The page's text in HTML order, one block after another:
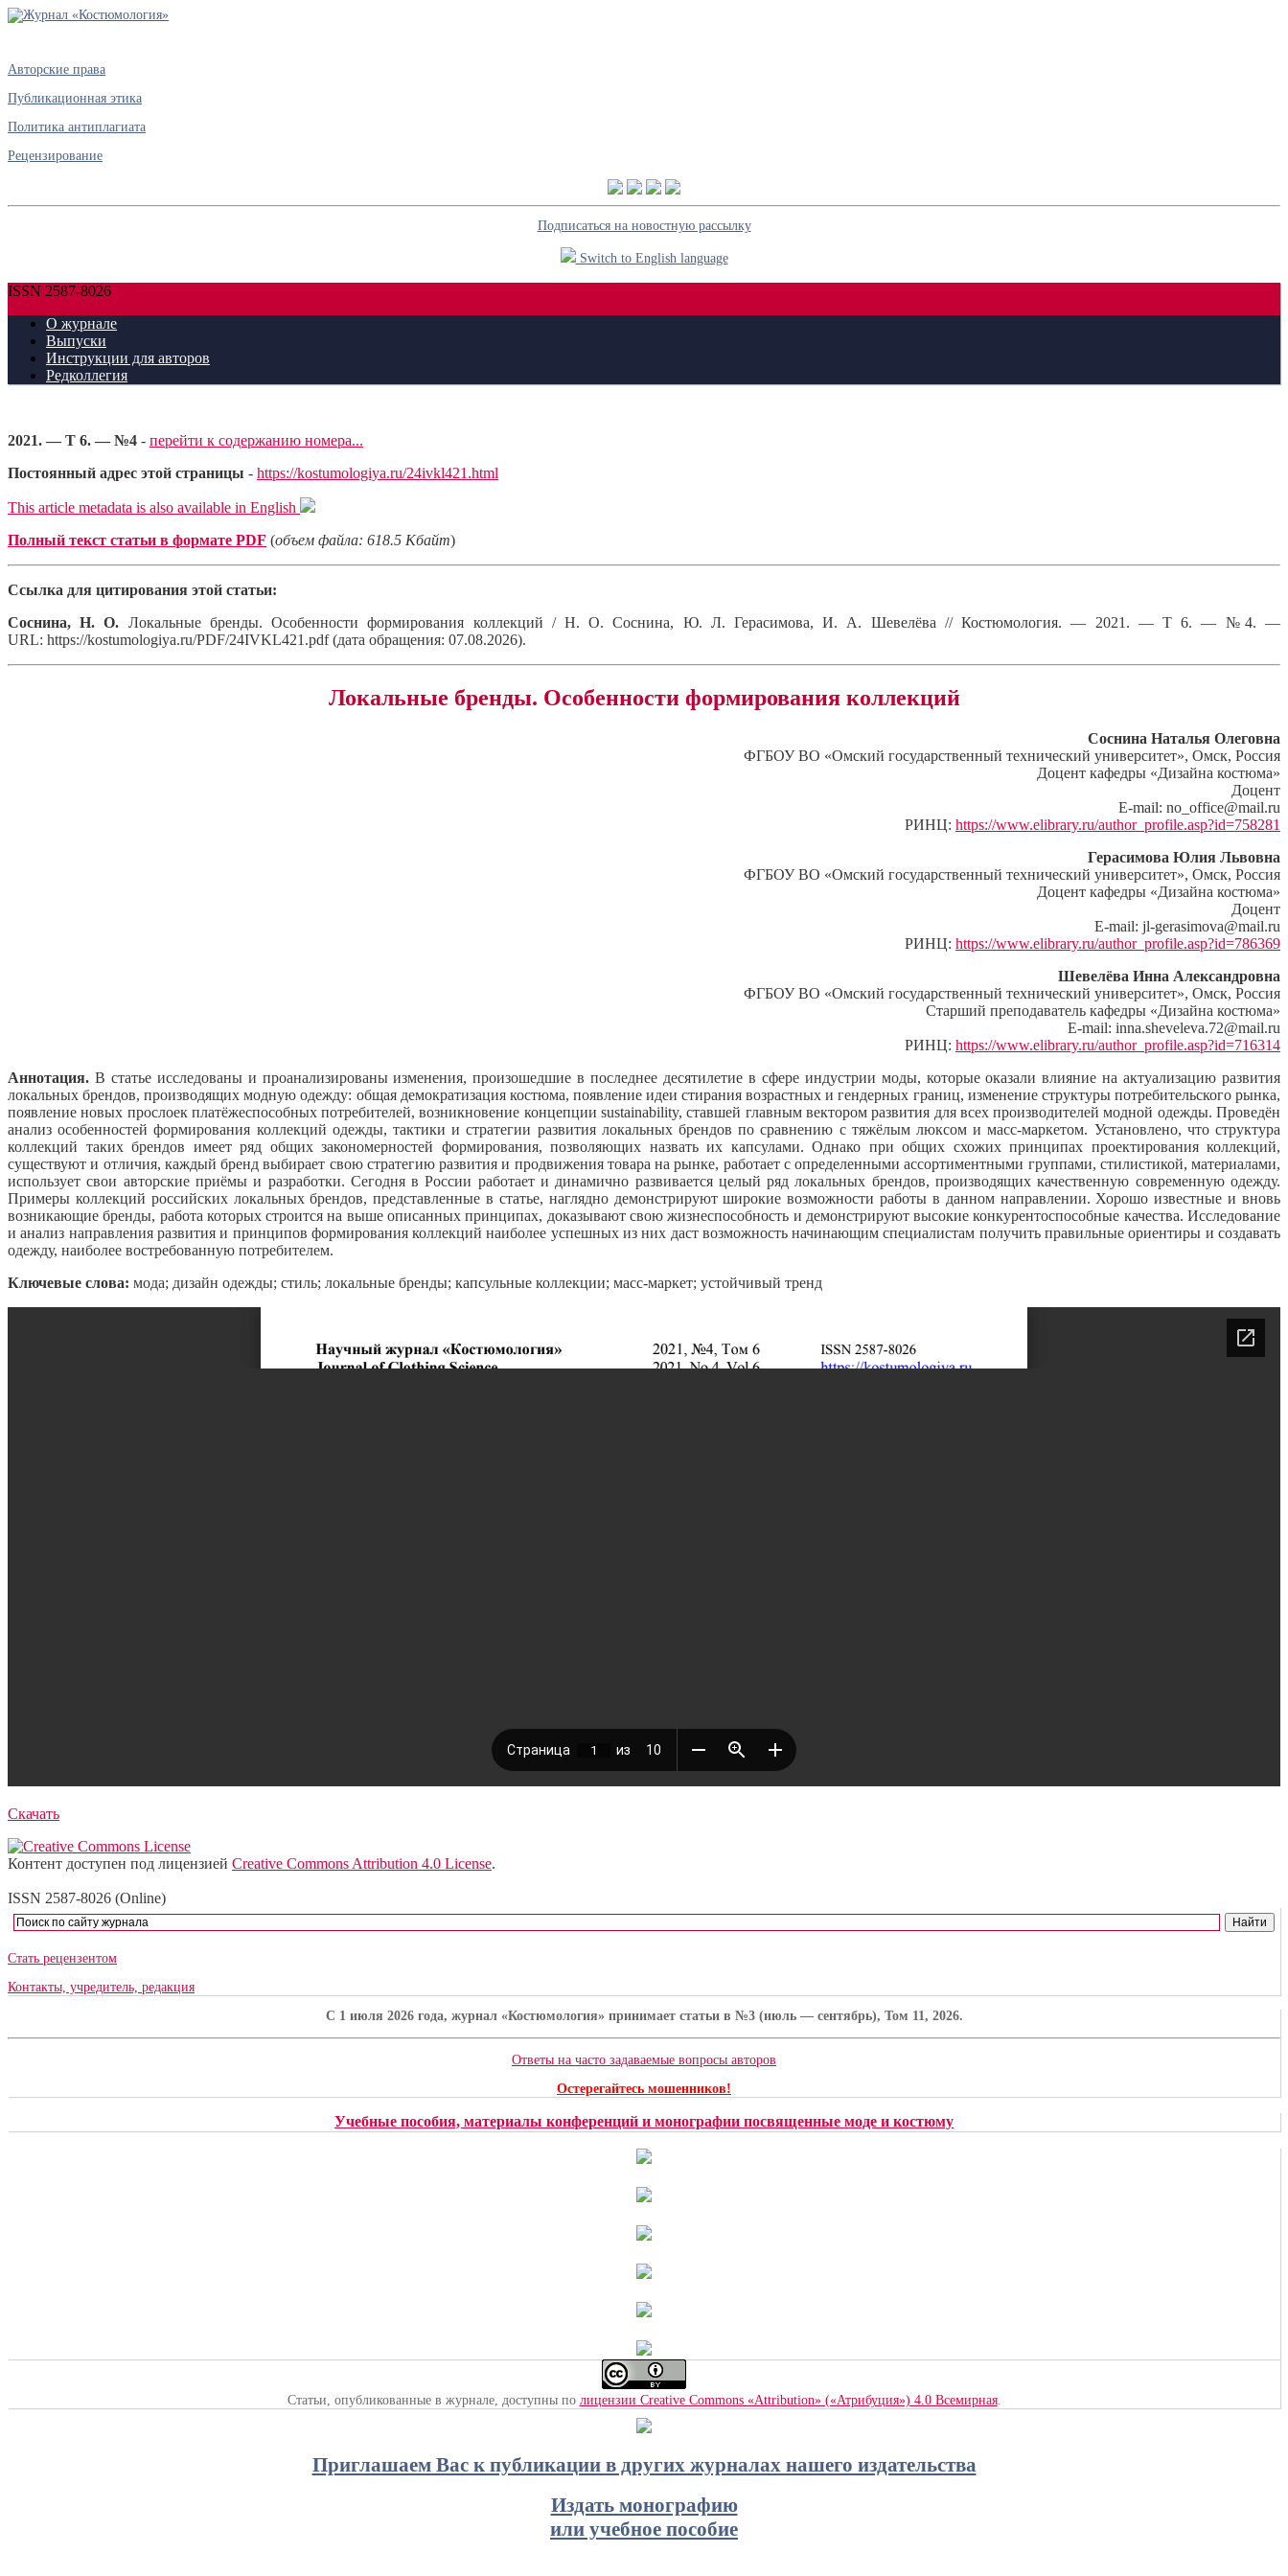
Авторские права
Публикационная этика
Политика антиплагиата
Рецензирование
Подписаться на новостную рассылку
Switch to English language
ISSN 2587-8026
О журнале
Выпуски
Инструкции для авторов
Редколлегия
2021. — Т 6. — №4 - перейти к содержанию номера...
Постоянный адрес этой страницы - https://kostumologiya.ru/24ivkl421.html
This article metadata is also available in English
Полный текст статьи в формате PDF (объем файла: 618.5 Кбайт)
Ссылка для цитирования этой статьи:
Соснина, Н. О. Локальные бренды. Особенности формирования коллекций / Н. О. Соснина, Ю. Л. Герасимова, И. А. Шевелёва // Костюмология. — 2021. — Т 6. — №4. —
URL: https://kostumologiya.ru/PDF/24IVKL421.pdf (дата обращения: 07.08.2026).
Локальные бренды. Особенности формирования коллекций
Соснина Наталья Олеговна
ФГБОУ ВО «Омский государственный технический университет», Омск, Россия
Доцент кафедры «Дизайна костюма»
Доцент
E-mail: no_office@mail.ru
РИНЦ: https://www.elibrary.ru/author_profile.asp?id=758281
Герасимова Юлия Львовна
ФГБОУ ВО «Омский государственный технический университет», Омск, Россия
Доцент кафедры «Дизайна костюма»
Доцент
E-mail: jl-gerasimova@mail.ru
РИНЦ: https://www.elibrary.ru/author_profile.asp?id=786369
Шевелёва Инна Александровна
ФГБОУ ВО «Омский государственный технический университет», Омск, Россия
Старший преподаватель кафедры «Дизайна костюма»
E-mail: inna.sheveleva.72@mail.ru
РИНЦ: https://www.elibrary.ru/author_profile.asp?id=716314
Аннотация. В статье исследованы и проанализированы изменения, произошедшие в последнее десятилетие в сфере индустрии моды, которые оказали влияние на актуализацию развития
локальных брендов, производящих модную одежду: общая демократизация костюма, появление идеи стирания возрастных и гендерных границ, изменение структуры потребительского рынка,
появление новых прослоек платёжеспособных потребителей, возникновение концепции sustainability, ставшей главным вектором развития для всех производителей модной одежды. Проведён
анализ особенностей формирования коллекций одежды, тактики и стратегии развития локальных брендов по сравнению с тяжёлым люксом и масс-маркетом. Установлено, что структура
коллекций таких брендов имеет ряд общих закономерностей формирования, позволяющих назвать их капсулами. Однако при общих схожих принципах проектирования коллекций,
существуют и отличия, каждый бренд выбирает свою стратегию развития и продвижения товара на рынке, работает с определенными ассортиментными группами, стилистикой, материалами,
использует свои авторские приёмы и разработки. Сегодня в России работает и динамично развивается целый ряд локальных брендов, производящих качественную современную одежду.
Примеры коллекций российских локальных брендов, представленные в статье, наглядно демонстрируют широкие возможности работы в данном направлении. Хорошо известные и вновь
возникающие бренды, работа которых строится на выше описанных принципах, доказывают свою жизнеспособность и демонстрируют высокие конкурентоспособные качества. Исследование
и анализ направления развития и принципов формирования коллекций наиболее успешных из них даст возможность начинающим специалистам получить правильные ориентиры и создавать
одежду, наиболее востребованную потребителем.
Ключевые слова: мода; дизайн одежды; стиль; локальные бренды; капсульные коллекции; масс-маркет; устойчивый тренд
Скачать
Контент доступен под лицензией Creative Commons Attribution 4.0 License.
ISSN 2587-8026 (Online)
Стать рецензентом
Контакты, учредитель, редакция
C 1 июля 2026 года, журнал «Костюмология» принимает статьи в №3 (июль — сентябрь), Том 11, 2026.
Ответы на часто задаваемые вопросы авторов
Остерегайтесь мошенников!
Учебные пособия, материалы конференций и монографии посвященные моде и костюму
Статьи, опубликованные в журнале, доступны по лицензии Creative Commons «Attribution» («Атрибуция») 4.0 Всемирная.
Приглашаем Вас к публикации в других журналах нашего издательства
Издать монографию
или учебное пособие